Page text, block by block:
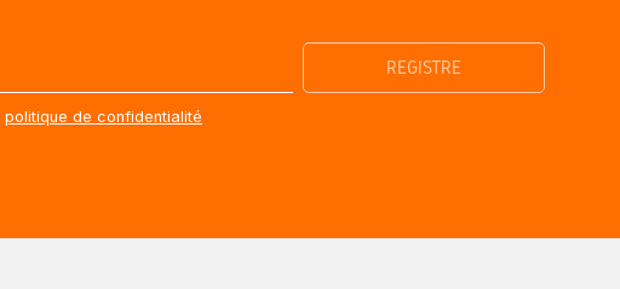
politique de confidentialité